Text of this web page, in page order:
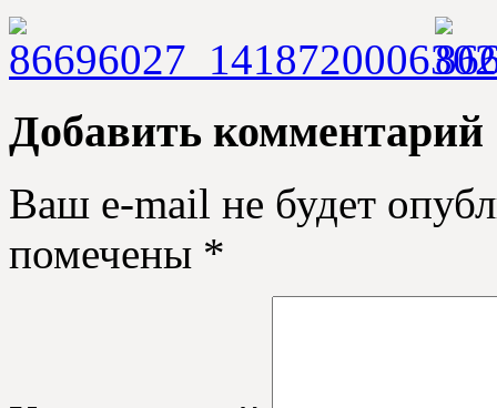
Добавить комментарий
Ваш e-mail не будет
помечены *